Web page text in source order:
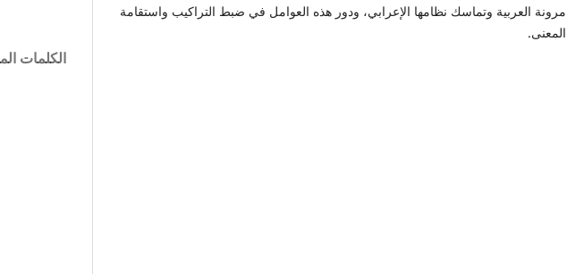
مرونة العربية وتماسك نظامها الإعرابي، ودور هذه العوامل في ضبط التراكيب واستقامة
المعنى.
الكلمات